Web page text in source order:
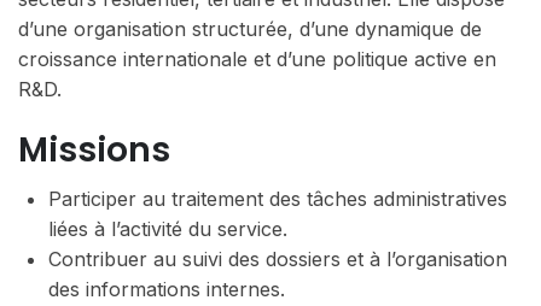
d’une organisation structurée, d’une dynamique de
croissance internationale et d’une politique active en
R&D.
Missions
Participer au traitement des tâches administratives
liées à l’activité du service.
Contribuer au suivi des dossiers et à l’organisation
des informations internes.